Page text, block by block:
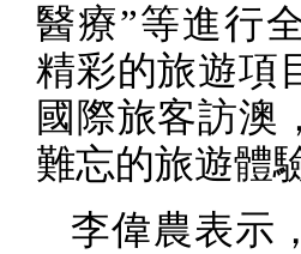
醫療”等進行
精彩的旅遊項
國際旅客訪澳
難忘的旅遊體
李偉農表示